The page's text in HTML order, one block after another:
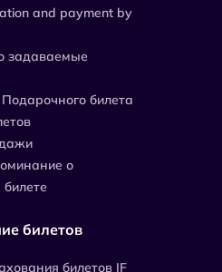
and payment by
задаваемые
билета
о
билетов
билетов IF